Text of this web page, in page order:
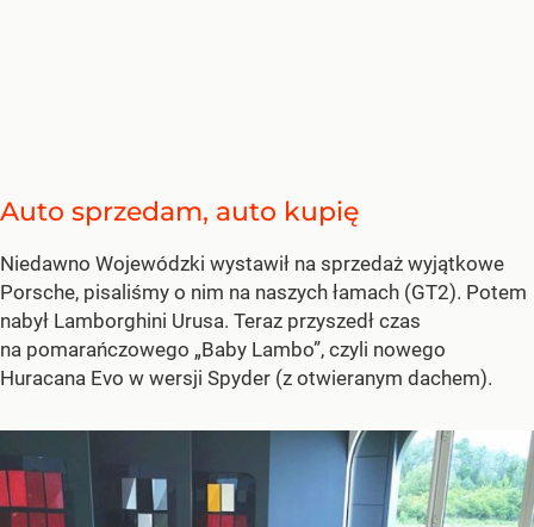
Auto sprzedam, auto kupię
Niedawno Wojewódzki wystawił na sprzedaż wyjątkowe
Porsche, pisaliśmy o nim na naszych łamach (GT2). Potem
nabył Lamborghini Urusa. Teraz przyszedł czas
na pomarańczowego „Baby Lambo”, czyli nowego
Huracana Evo w wersji Spyder (z otwieranym dachem).